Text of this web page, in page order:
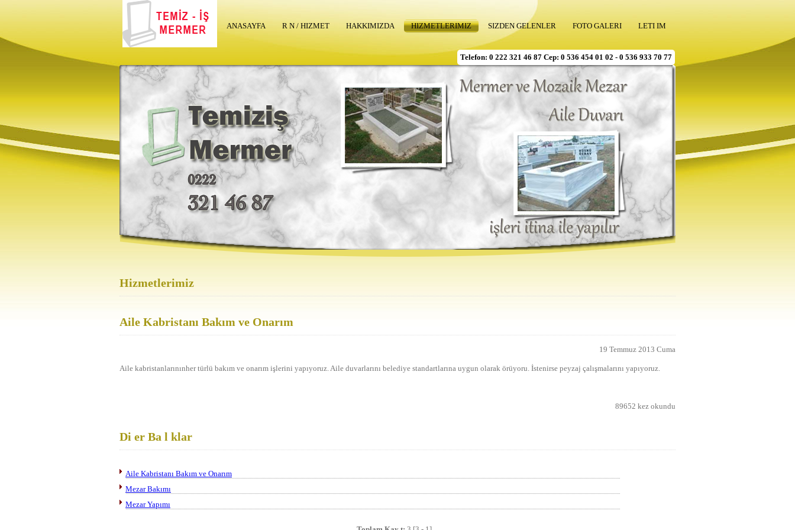
ANASAYFA R N / HIZMET HAKKIMIZDA HIZMETLERIMIZ SIZDEN GELENLER FOTO GALERI LETI IM
Telefon: 0 222 321 46 87 Cep: 0 536 454 01 02 - 0 536 933 70 77
Hizmetlerimiz
Aile Kabristanı Bakım ve Onarım
19 Temmuz 2013 Cuma
Aile kabristanlarınınher türlü bakım ve onarım işlerini yapıyoruz. Aile duvarlarını belediye standartlarına uygun olarak örüyoru. İstenirse peyzaj çalışmalarını yapıyoruz.
89652 kez okundu
Di er Ba l klar
Aile Kabristanı Bakım ve Onarım
Mezar Bakımı
Mezar Yapımı